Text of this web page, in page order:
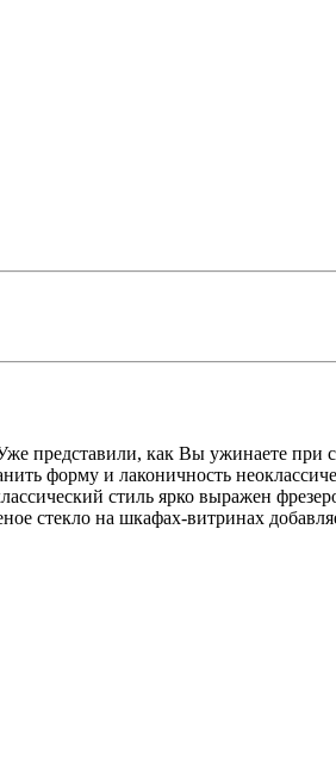
представили, как Вы ужинаете
форму и лаконичность
стиль ярко выражен
стекло на шкафах-витринах